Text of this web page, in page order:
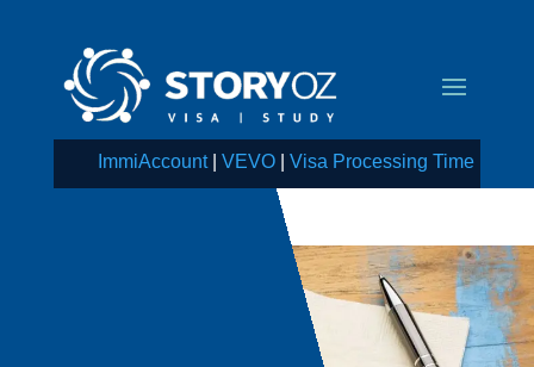
ImmiAccount|VEVO |Visa Processing Time